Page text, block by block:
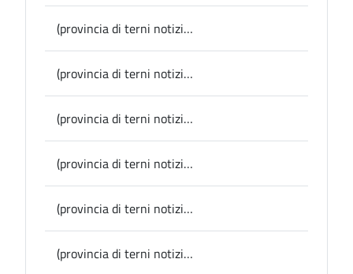
(provincia di terni notizie) Provincia, info viabilità: lavori per una nuova rete elettrica ad Attigliano, da oggi senso unico alternato sulla Sp 33
(provincia di terni notizie) Provincia, viabilità, lavori alle barriere di protezione a Stroncone
(provincia di terni notizie) San Venanzo, il Consiglio comunale approva un atto sull’ospedale di Pantalla
(provincia di terni notizie) Montecchio, carabinieri nelle scuole per parlare di bullismo e cyberbullismo
(provincia di terni notizie) Avigliano Umbro, domenica in Piazza Piave il Carnevale dei bambini
(provincia di terni notizie) Provincia, la Presidente Pernazza ha fatto visita alla nuova dirigente del Provveditorato agli Studi Giancipoli